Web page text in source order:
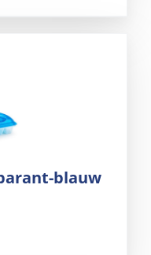
blauw